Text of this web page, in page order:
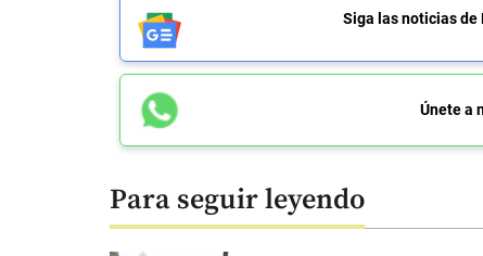
Siga las noticias de
Únete a
Para seguir leyendo